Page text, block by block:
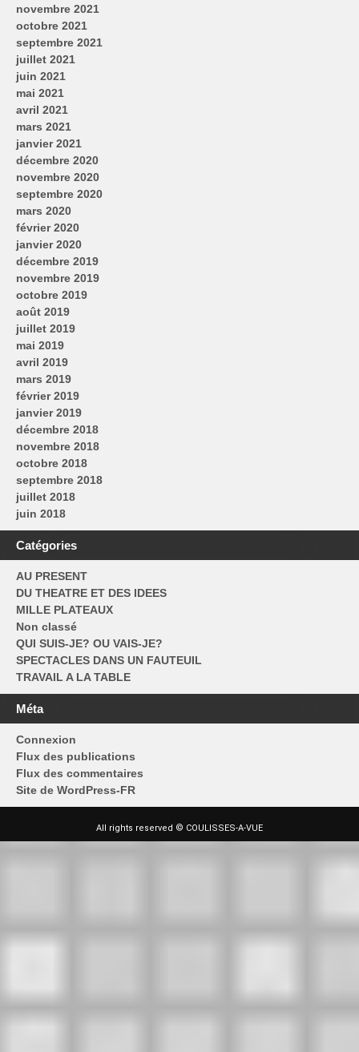
novembre 2021
octobre 2021
septembre 2021
juillet 2021
juin 2021
mai 2021
avril 2021
mars 2021
janvier 2021
décembre 2020
novembre 2020
septembre 2020
mars 2020
février 2020
janvier 2020
décembre 2019
novembre 2019
octobre 2019
août 2019
juillet 2019
mai 2019
avril 2019
mars 2019
février 2019
janvier 2019
décembre 2018
novembre 2018
octobre 2018
septembre 2018
juillet 2018
juin 2018
Catégories
AU PRESENT
DU THEATRE ET DES IDEES
MILLE PLATEAUX
Non classé
QUI SUIS-JE? OU VAIS-JE?
SPECTACLES DANS UN FAUTEUIL
TRAVAIL A LA TABLE
Méta
Connexion
Flux des publications
Flux des commentaires
Site de WordPress-FR
All rights reserved © COULISSES-A-VUE